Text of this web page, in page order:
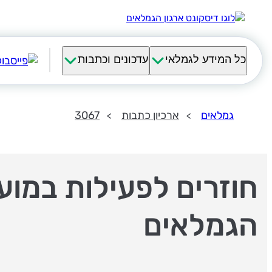
כל המידע לגמלאי עדכונים וכתבות
גמלאים ארכיון כתבות 3067
חוזרים לפעילות
הגמלאים